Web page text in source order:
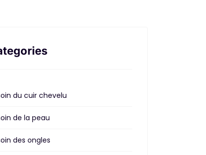
du cuir chevelu
de la peau
des ongles